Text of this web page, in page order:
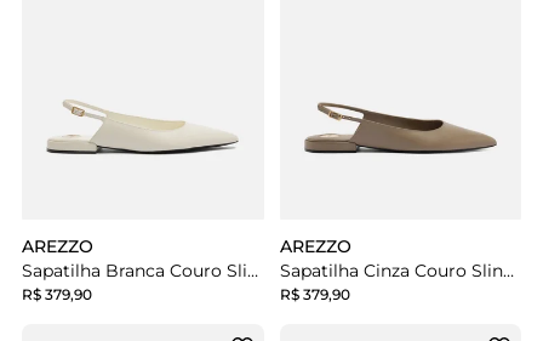
AREZZO
Sapatilha Branca Couro Slingback Bico Fino
R$ 379,90
AREZZO
Sapatilha Cinza Couro Slingback Bico Fino
R$ 379,90